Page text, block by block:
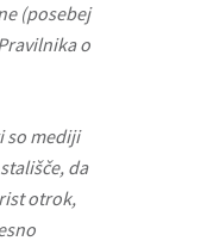
(posebej
o
so mediji
da
otrok,